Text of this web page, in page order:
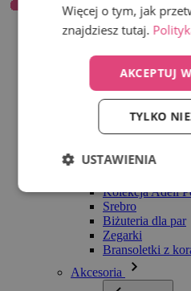
Wszystko w
Bransoletki
Kolekcja Adéli
Srebro
Biżuteria dla par
Zegarki
Bransoletki z
Akcesoria
Więcej o tym, jak
znajdziesz tutaj.
AKCEPTUJ
TYLKO
USTAWIENIA